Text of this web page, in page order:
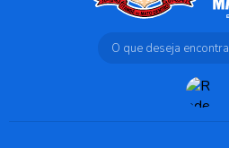
O que deseja encontrar?